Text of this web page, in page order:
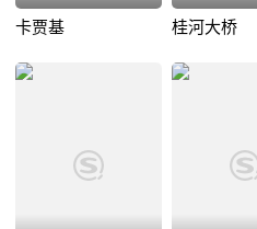
卡贾基 桂河大桥